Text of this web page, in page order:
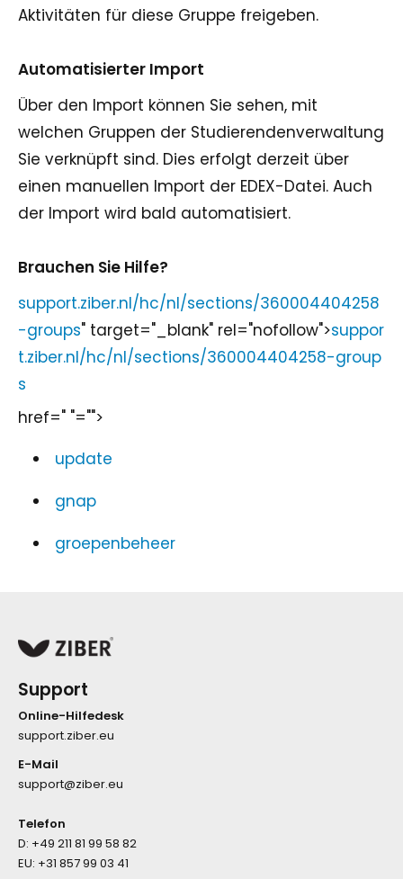
Aktivitäten für diese Gruppe freigeben.
Automatisierter Import
Über den Import können Sie sehen, mit
welchen Gruppen der Studierendenverwaltung
Sie verknüpft sind. Dies erfolgt derzeit über
einen manuellen Import der EDEX-Datei. Auch
der Import wird bald automatisiert.
Brauchen Sie Hilfe?
support.ziber.nl/hc/nl/sections/360004404258
-groups" target="_blank" rel="nofollow">suppor
t.ziber.nl/hc/nl/sections/360004404258-group
s
href=" "="">
update
gnap
groepenbeheer
Support
Online-Hilfedesk
support.ziber.eu
E-Mail
support@ziber.eu
Telefon
D: +49 211 81 99 58 82
EU: +31 857 99 03 41